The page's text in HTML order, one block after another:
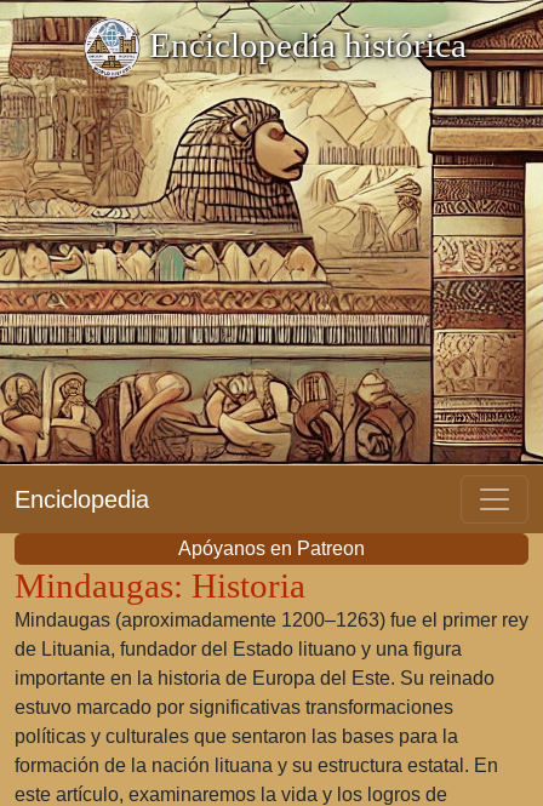
Enciclopedia histórica
Enciclopedia
Apóyanos en Patreon
Mindaugas: Historia
Mindaugas (aproximadamente 1200–1263) fue el primer rey
de Lituania, fundador del Estado lituano y una figura
importante en la historia de Europa del Este. Su reinado
estuvo marcado por significativas transformaciones
políticas y culturales que sentaron las bases para la
formación de la nación lituana y su estructura estatal. En
este artículo, examinaremos la vida y los logros de